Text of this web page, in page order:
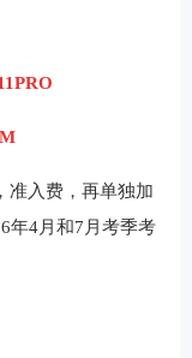
准入费，再单独加
年4月和7月考季考